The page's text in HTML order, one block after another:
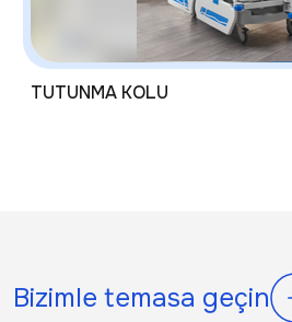
TUTUNMA KOLU
Bizimle temasa geçin